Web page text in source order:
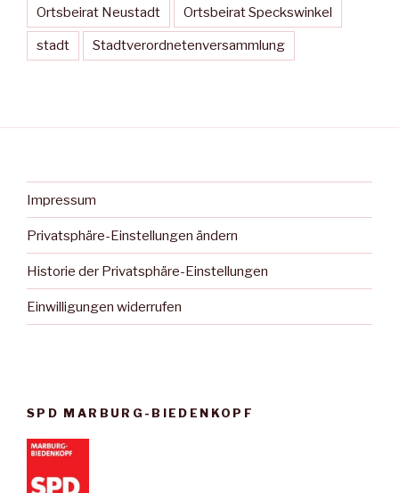
Ortsbeirat Neustadt Ortsbeirat Speckswinkel
stadt Stadtverordnetenversammlung
Impressum
Privatsphäre-Einstellungen ändern
Historie der Privatsphäre-Einstellungen
Einwilligungen widerrufen
SPD MARBURG-BIEDENKOPF